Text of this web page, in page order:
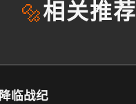
🔩相关推荐
降临战纪